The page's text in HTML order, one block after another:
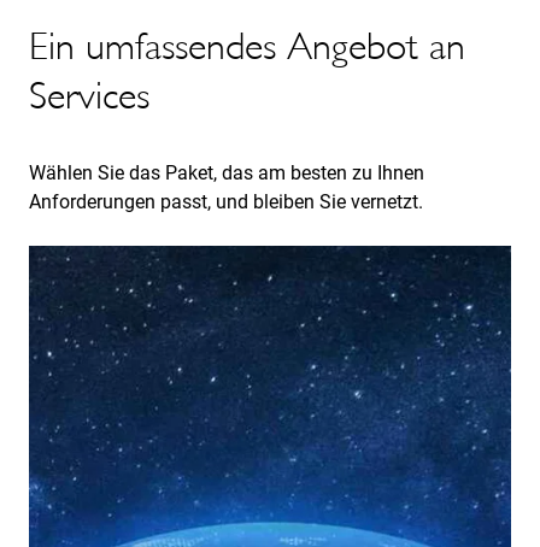
Ein umfassendes Angebot an
Services
Wählen Sie das Paket, das am besten zu Ihnen
Anforderungen passt, und bleiben Sie vernetzt.